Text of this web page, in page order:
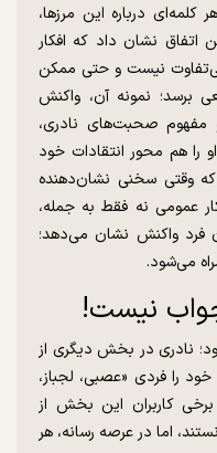
درباره این مرزها،
اتفاق نشان داد که افکار
نیست و حتی ممکن
نمونه آن، واکنش
مفهوم صحبت‌های نادری،
را هم محور انتقادات خود
وقتی سخنی نشان‌دهنده
عمومی نه فقط به جمله،
فرد واکنش نشان می‌دهد؛
می‌شود.
نیست!
نادری در بخش دیگری از
را فردی «عصبی، لجباز،
کاربران این بخش از
اما در عرصه رسانه، هر